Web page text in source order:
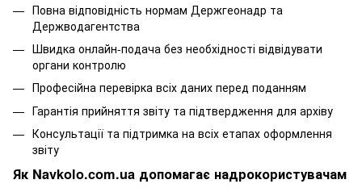
Повна відповідність нормам Держгеонадр та
Держводагентства
Швидка онлайн-подача без необхідності відвідувати
органи контролю
Професійна перевірка всіх даних перед поданням
Гарантія прийняття звіту та підтвердження для архіву
Консультації та підтримка на всіх етапах оформлення
звіту
Як Navkolo.com.ua допомагає надрокористувачам